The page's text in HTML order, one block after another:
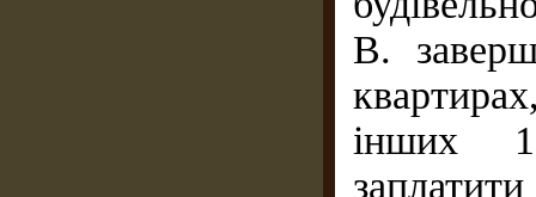
В.
інших